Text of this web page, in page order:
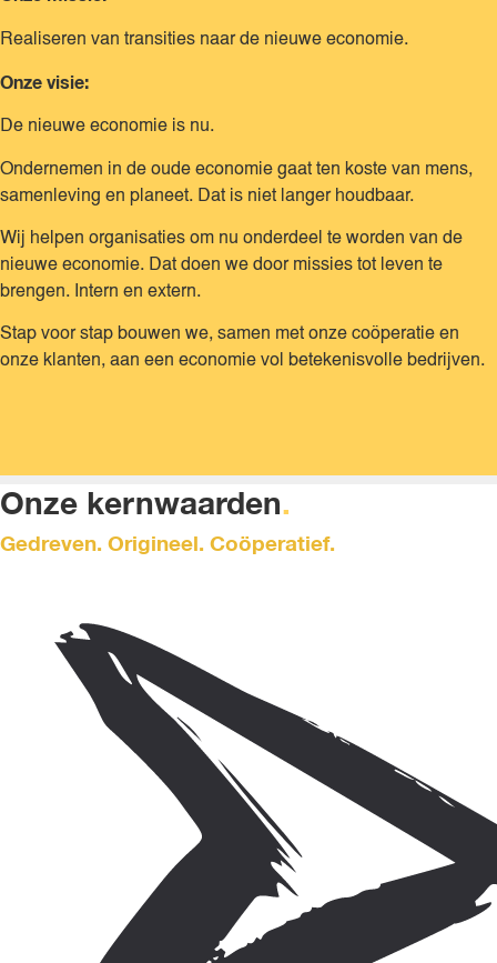
Realiseren van transities naar de nieuwe economie.
Onze visie:
De nieuwe economie is nu.
Ondernemen in de oude economie gaat ten koste van mens,
samenleving en planeet. Dat is niet langer houdbaar.
Wij helpen organisaties om nu onderdeel te worden van de
nieuwe economie. Dat doen we door missies tot leven te
brengen. Intern en extern.
Stap voor stap bouwen we, samen met onze coöperatie en
onze klanten, aan een economie vol betekenisvolle bedrijven.
Onze kernwaarden.
Gedreven. Origineel. Coöperatief.